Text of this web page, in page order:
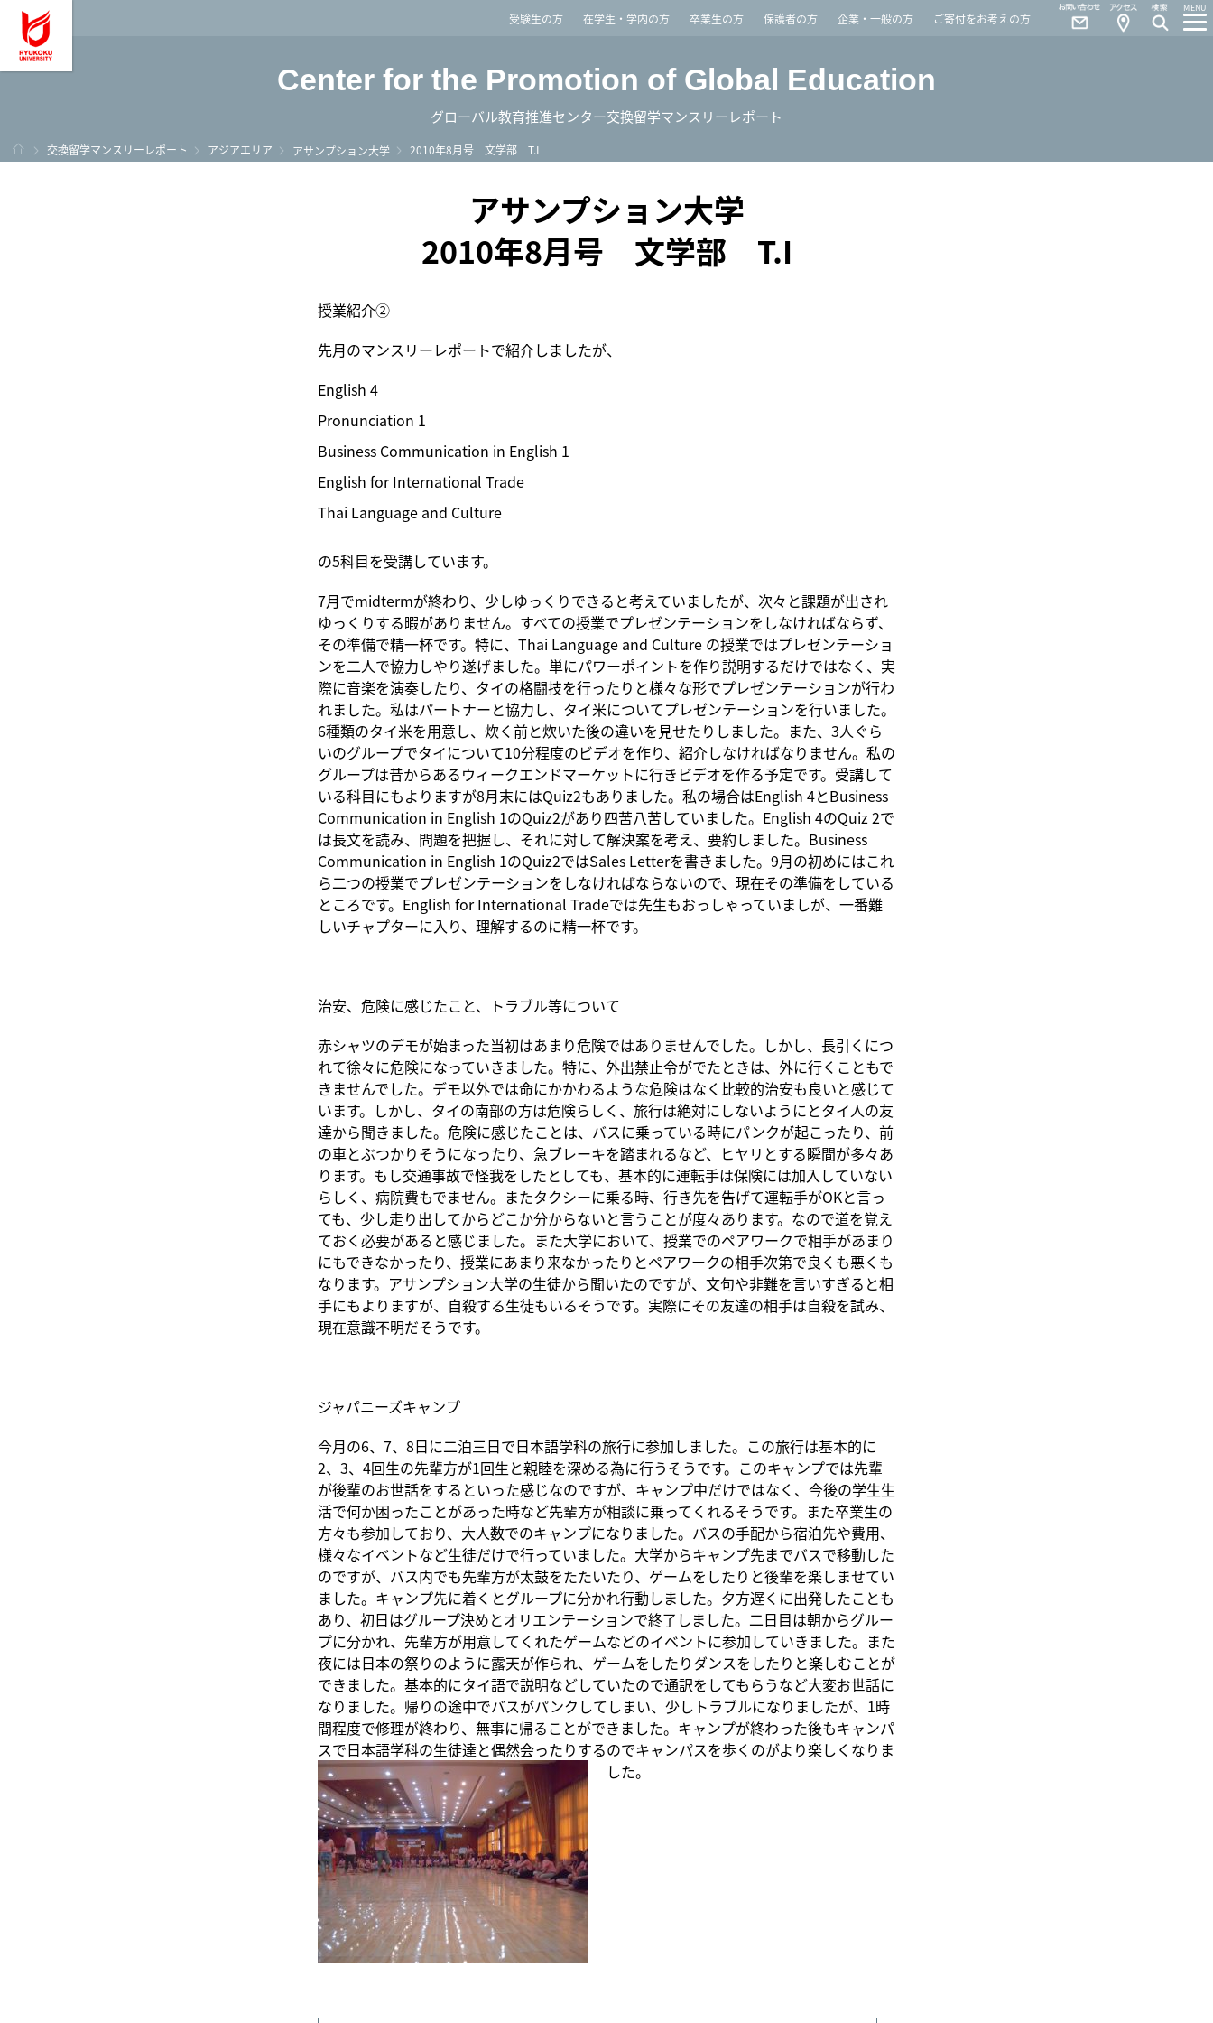
龍谷大学 You, Unlimited受験生の方 在学生・学内の方 卒業生の方 保護者の方 企業・一般の方 ご寄付をお考えの方
MENU
Access
Contact
Center for the Promotion of Global Education
グローバル教育推進センター交換留学マンスリーレポート
ホーム
交換留学マンスリーレポート アジアエリア アサンプション大学 2010年8月号 文学部 T.I
アサンプション大学
2010年8月号 文学部 T.I
授業紹介②
先月のマンスリーレポートで紹介しましたが、
English 4
Pronunciation 1
Business Communication in English 1
English for International Trade
Thai Language and Culture
の5科目を受講しています。
7月でmidtermが終わり、少しゆっくりできると考えていましたが、次々と課題が出され
ゆっくりする暇がありません。すべての授業でプレゼンテーションをしなければならず、
その準備で精一杯です。特に、Thai Language and Culture の授業ではプレゼンテーショ
ンを二人で協力しやり遂げました。単にパワーポイントを作り説明するだけではなく、実
際に音楽を演奏したり、タイの格闘技を行ったりと様々な形でプレゼンテーションが行わ
れました。私はパートナーと協力し、タイ米についてプレゼンテーションを行いました。
6種類のタイ米を用意し、炊く前と炊いた後の違いを見せたりしました。また、3人ぐら
いのグループでタイについて10分程度のビデオを作り、紹介しなければなりません。私の
グループは昔からあるウィークエンドマーケットに行きビデオを作る予定です。受講して
いる科目にもよりますが8月末にはQuiz2もありました。私の場合はEnglish 4とBusiness
Communication in English 1のQuiz2があり四苦八苦していました。English 4のQuiz 2で
は長文を読み、問題を把握し、それに対して解決案を考え、要約しました。Business
Communication in English 1のQuiz2ではSales Letterを書きました。9月の初めにはこれ
ら二つの授業でプレゼンテーションをしなければならないので、現在その準備をしている
ところです。English for International Tradeでは先生もおっしゃっていましが、一番難
しいチャプターに入り、理解するのに精一杯です。
治安、危険に感じたこと、トラブル等について
赤シャツのデモが始まった当初はあまり危険ではありませんでした。しかし、長引くにつ
れて徐々に危険になっていきました。特に、外出禁止令がでたときは、外に行くこともで
きませんでした。デモ以外では命にかかわるような危険はなく比較的治安も良いと感じて
います。しかし、タイの南部の方は危険らしく、旅行は絶対にしないようにとタイ人の友
達から聞きました。危険に感じたことは、バスに乗っている時にパンクが起こったり、前
の車とぶつかりそうになったり、急ブレーキを踏まれるなど、ヒヤリとする瞬間が多々あ
ります。もし交通事故で怪我をしたとしても、基本的に運転手は保険には加入していない
らしく、病院費もでません。またタクシーに乗る時、行き先を告げて運転手がOKと言っ
ても、少し走り出してからどこか分からないと言うことが度々あります。なので道を覚え
ておく必要があると感じました。また大学において、授業でのペアワークで相手があまり
にもできなかったり、授業にあまり来なかったりとペアワークの相手次第で良くも悪くも
なります。アサンプション大学の生徒から聞いたのですが、文句や非難を言いすぎると相
手にもよりますが、自殺する生徒もいるそうです。実際にその友達の相手は自殺を試み、
現在意識不明だそうです。
ジャパニーズキャンプ
今月の6、7、8日に二泊三日で日本語学科の旅行に参加しました。この旅行は基本的に
2、3、4回生の先輩方が1回生と親睦を深める為に行うそうです。このキャンプでは先輩
が後輩のお世話をするといった感じなのですが、キャンプ中だけではなく、今後の学生生
活で何か困ったことがあった時など先輩方が相談に乗ってくれるそうです。また卒業生の
方々も参加しており、大人数でのキャンプになりました。バスの手配から宿泊先や費用、
様々なイベントなど生徒だけで行っていました。大学からキャンプ先までバスで移動した
のですが、バス内でも先輩方が太鼓をたたいたり、ゲームをしたりと後輩を楽しませてい
ました。キャンプ先に着くとグループに分かれ行動しました。夕方遅くに出発したことも
あり、初日はグループ決めとオリエンテーションで終了しました。二日目は朝からグルー
プに分かれ、先輩方が用意してくれたゲームなどのイベントに参加していきました。また
夜には日本の祭りのように露天が作られ、ゲームをしたりダンスをしたりと楽しむことが
できました。基本的にタイ語で説明などしていたので通訳をしてもらうなど大変お世話に
なりました。帰りの途中でバスがパンクしてしまい、少しトラブルになりましたが、1時
間程度で修理が終わり、無事に帰ることができました。キャンプが終わった後もキャンパ
スで日本語学科の生徒達と偶然会ったりするのでキャンパスを歩くのがより楽しくなりま
した。